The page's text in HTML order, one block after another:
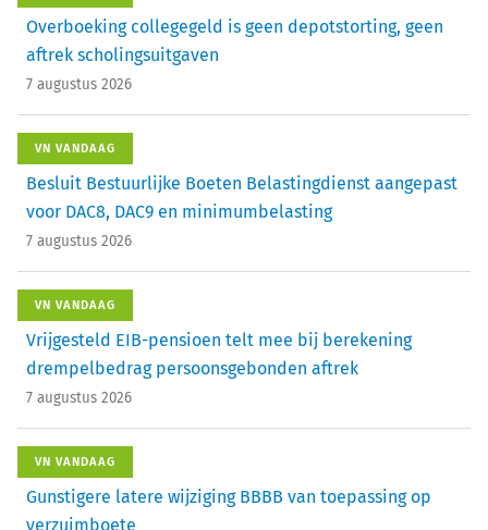
Overboeking collegegeld is geen depotstorting, geen
aftrek scholingsuitgaven
7 augustus 2026
VN VANDAAG
Besluit Bestuurlijke Boeten Belastingdienst aangepast
voor DAC8, DAC9 en minimumbelasting
7 augustus 2026
VN VANDAAG
Vrijgesteld EIB-pensioen telt mee bij berekening
drempelbedrag persoonsgebonden aftrek
7 augustus 2026
VN VANDAAG
Gunstigere latere wijziging BBBB van toepassing op
verzuimboete